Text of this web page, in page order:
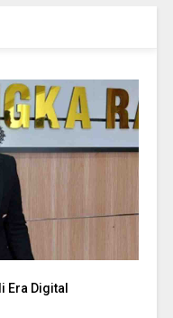
Era Digital